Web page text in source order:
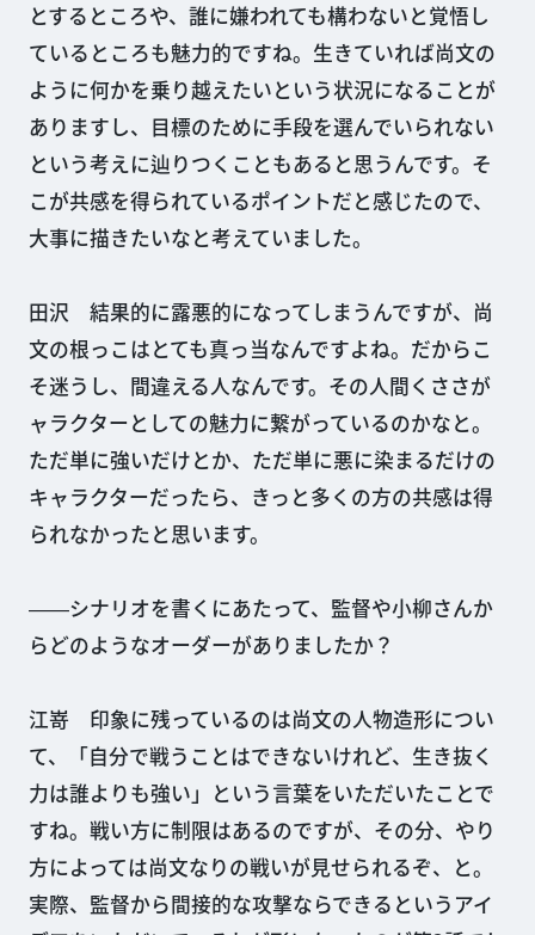
とするところや、誰に嫌われても構わないと覚悟し
ているところも魅力的ですね。生きていれば尚文の
ように何かを乗り越えたいという状況になることが
ありますし、目標のために手段を選んでいられない
という考えに辿りつくこともあると思うんです。そ
こが共感を得られているポイントだと感じたので、
大事に描きたいなと考えていました。
田沢 結果的に露悪的になってしまうんですが、尚
文の根っこはとても真っ当なんですよね。だからこ
そ迷うし、間違える人なんです。その人間くささが
ャラクターとしての魅力に繋がっているのかなと。
ただ単に強いだけとか、ただ単に悪に染まるだけの
キャラクターだったら、きっと多くの方の共感は得
られなかったと思います。
――シナリオを書くにあたって、監督や小柳さんか
らどのようなオーダーがありましたか？
江嵜 印象に残っているのは尚文の人物造形につい
て、「自分で戦うことはできないけれど、生き抜く
力は誰よりも強い」という言葉をいただいたことで
すね。戦い方に制限はあるのですが、その分、やり
方によっては尚文なりの戦いが見せられるぞ、と。
実際、監督から間接的な攻撃ならできるというアイ